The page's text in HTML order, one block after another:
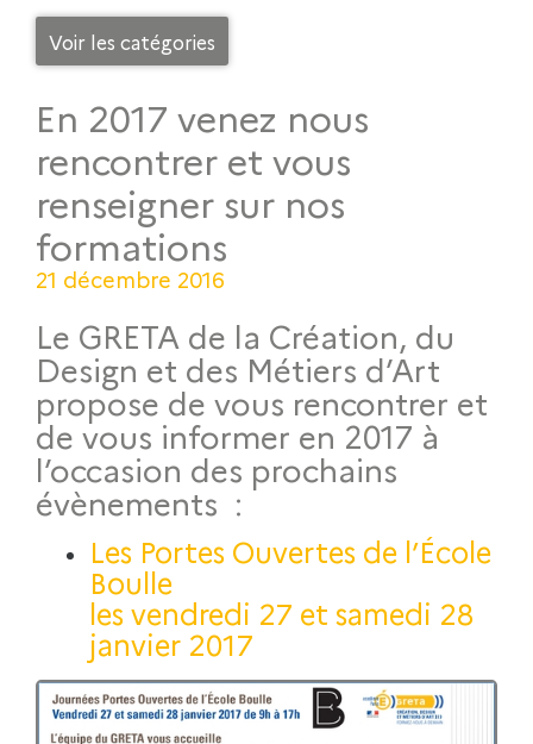
Voir les catégories
En 2017 venez nous
rencontrer et vous
renseigner sur nos
formations
21 décembre 2016
Le GRETA de la Création, du
Design et des Métiers d’Art
propose de vous rencontrer et
de vous informer en 2017 à
l’occasion des prochains
évènements :
Les Portes Ouvertes de l’École
Boulle
les vendredi 27 et samedi 28
janvier 2017